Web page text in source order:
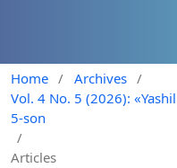
Home / Archives /
Vol. 4 No. 5 (2026):
5-son
/
Articles